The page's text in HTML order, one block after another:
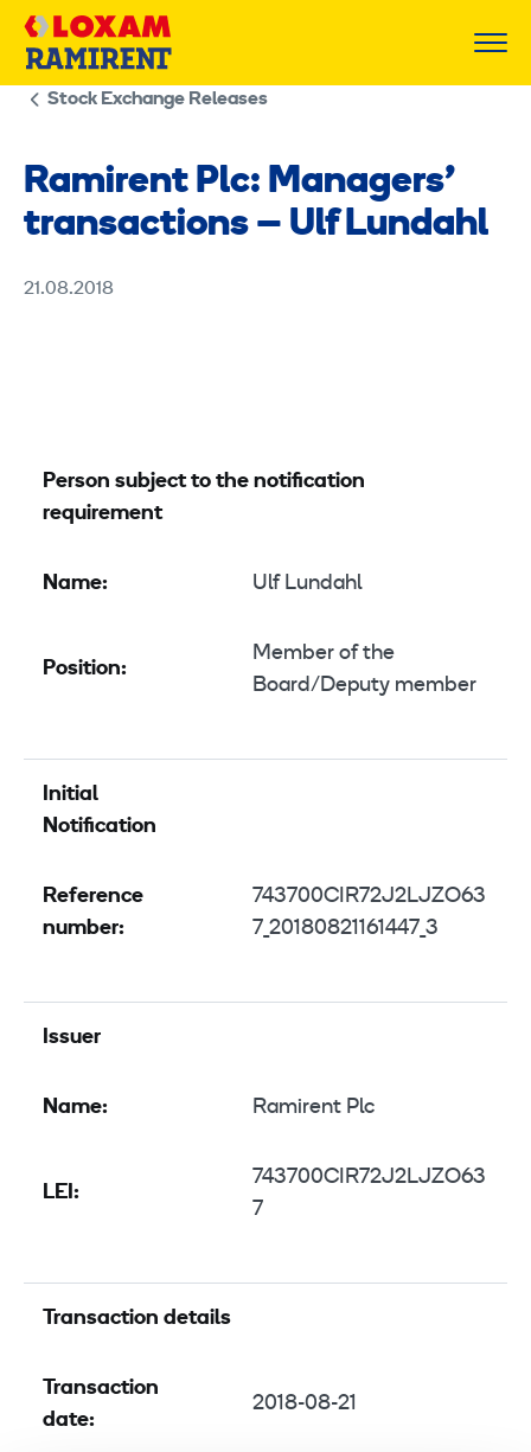
Skip
Stock Exchange Releases
Ramirent Plc: Managers’
transactions – Ulf Lundahl
21.08.2018
Person subject to the notification
requirement
Name: Ulf Lundahl
Position:
Member of the
Board/Deputy member
Initial
Notification
Reference
number:
743700CIR72J2LJZO63
7_20180821161447_3
Issuer
Name: Ramirent Plc
LEI:
743700CIR72J2LJZO63
7
Transaction details
Transaction
date:
2018-08-21